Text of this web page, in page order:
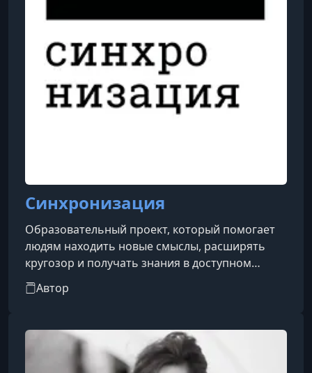
Синхронизация
Образовательный проект, который помогает
людям находить новые смыслы, расширять
кругозор и получать знания в доступном
формате.
Автор